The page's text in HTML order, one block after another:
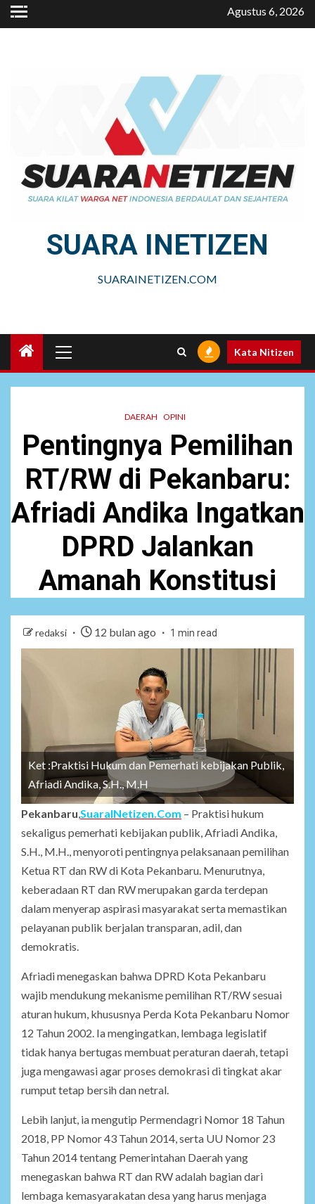
Skip
to
Agustus 6, 2026
SUARA INETIZEN
SUARAINETIZEN.COM
Menu
Kata Nitizen
DAERAH OPINI
Pentingnya Pemilihan
RT/RW di Pekanbaru:
Afriadi Andika Ingatkan
DPRD Jalankan
Amanah Konstitusi
redaksi 12 bulan ago 1 min read
Ket :Praktisi Hukum dan Pemerhati kebijakan Publik,
Afriadi Andika, S.H., M.H
Pekanbaru,SuaraINetizen.Com – Praktisi hukum
sekaligus pemerhati kebijakan publik, Afriadi Andika,
S.H., M.H., menyoroti pentingnya pelaksanaan pemilihan
Ketua RT dan RW di Kota Pekanbaru. Menurutnya,
keberadaan RT dan RW merupakan garda terdepan
dalam menyerap aspirasi masyarakat serta memastikan
pelayanan publik berjalan transparan, adil, dan
demokratis.
Afriadi menegaskan bahwa DPRD Kota Pekanbaru
wajib mendukung mekanisme pemilihan RT/RW sesuai
aturan hukum, khususnya Perda Kota Pekanbaru Nomor
12 Tahun 2002. Ia mengingatkan, lembaga legislatif
tidak hanya bertugas membuat peraturan daerah, tetapi
juga mengawasi agar proses demokrasi di tingkat akar
rumput tetap bersih dan netral.
Lebih lanjut, ia mengutip Permendagri Nomor 18 Tahun
2018, PP Nomor 43 Tahun 2014, serta UU Nomor 23
Tahun 2014 tentang Pemerintahan Daerah yang
menegaskan bahwa RT dan RW adalah bagian dari
lembaga kemasyarakatan desa yang harus menjaga